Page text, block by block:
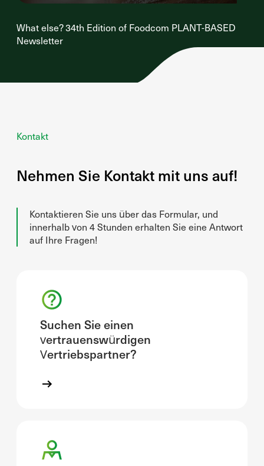
What else? 34th Edition of Foodcom PLANT-BASED
Newsletter
Kontakt
Nehmen Sie Kontakt mit uns auf!
Kontaktieren Sie uns über das Formular, und
innerhalb von 4 Stunden erhalten Sie eine Antwort
auf Ihre Fragen!
Suchen Sie einen
vertrauenswürdigen
Vertriebspartner?